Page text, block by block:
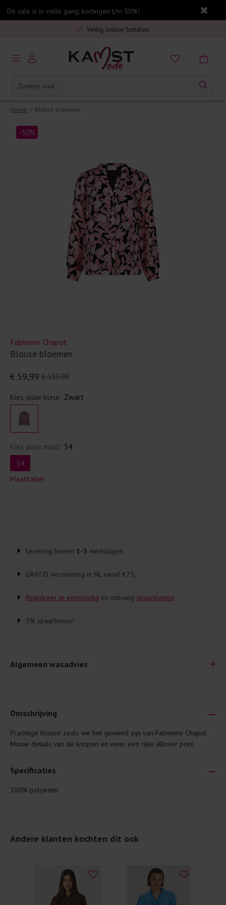
De sale is in volle gang: kortingen t/m 50%!
Gratis verzending in Nederland vanaf €75,-
Veilig online betalen
5% spaarbonus op jouw aankoop
Gratis verzending in Nederland vanaf €75,-
Home / Blouse bloemen
-50%
Fabienne Chapot
Blouse bloemen
€ 119,99
€ 59,99
Kies jouw kleur: Zwart
Kies jouw maat: 34
34
Maattabel
Levering binnen 1-3 werkdagen
GRATIS verzending in NL vanaf €75,-
Registreer je eenvoudig en ontvang spaarpunten
5% spaarbonus!
Algemeen wasadvies
Je wilt natuurlijk lang plezier hebben van je nieuwe kleding.
Lees altijd eerst even het was-etiket.
buitenkant.
Was zo koud mogelijk. Op 20 of 30 graden wassen is vaak
Doe de wasmachine niet te vol. Dat voorkomt
kreuken/wrijving.
Gebruik een waszakje voor poreuze materialen en/of
Omschrijving
Prachtige blouse zoals we het gewend zijn van Fabienne Chapot.
Mooie details van de knopen en weer een rijke allover print.
Specificaties
100% polyester
Andere klanten kochten dit ook